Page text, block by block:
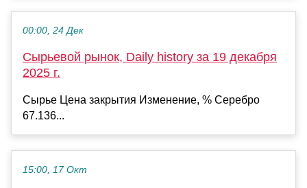
00:00, 24 Дек
Сырьевой рынок, Daily history за 19 декабря
2025 г.
Сырье Цена закрытия Изменение, % Серебро
67.136...
15:00, 17 Окт